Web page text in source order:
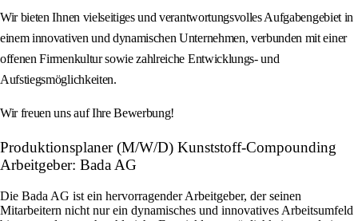
Wir bieten Ihnen vielseitiges und verantwortungsvolles Aufgabengebiet in
einem innovativen und dynamischen Unternehmen, verbunden mit einer
offenen Firmenkultur sowie zahlreiche Entwicklungs- und
Aufstiegsmöglichkeiten.
Wir freuen uns auf Ihre Bewerbung!
Produktionsplaner (M/W/D) Kunststoff-Compounding
Arbeitgeber: Bada AG
Die Bada AG ist ein hervorragender Arbeitgeber, der seinen
Mitarbeitern nicht nur ein dynamisches und innovatives Arbeitsumfeld